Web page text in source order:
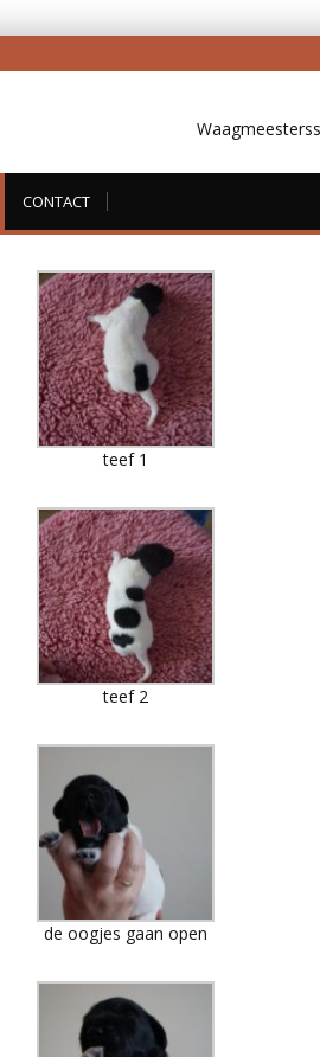
CONTACT
teef 1
teef 2
de oogjes gaan open